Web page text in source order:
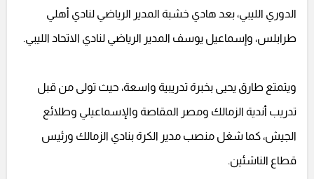
الدوري الليبي، بعد هادي خشبة المدير الرياضي لنادي أهلي
طرابلس، وإسماعيل يوسف المدير الرياضي لنادي الاتحاد الليبي.
ويتمتع طارق يحيى بخبرة تدريبية واسعة، حيث تولى من قبل
تدريب أندية الزمالك ومصر المقاصة والإسماعيلي وطلائع
الجيش، كما شغل منصب مدير الكرة بنادي الزمالك ورئيس
قطاع الناشئين.